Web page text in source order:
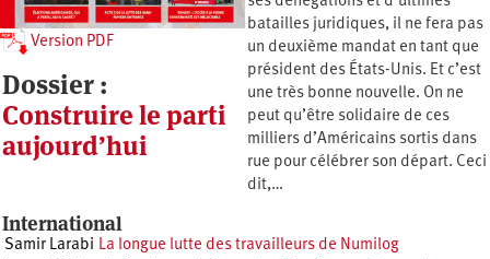
batailles juridiques, il ne fera pas
un deuxième mandat en tant que
président des États-Unis. Et c’est
une très bonne nouvelle. On ne
peut qu’être solidaire de ces
milliers d’Américains sortis dans
rue pour célébrer son départ. Ceci
dit,…
Version PDF
Dossier :
Construire le parti
aujourd’hui
International
Samir Larabi La longue lutte des travailleurs de Numilog